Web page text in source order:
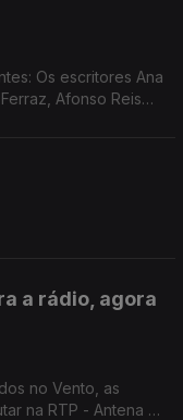
Os escritores Ana
Afonso Reis
a rádio, agora
no Vento, as
na RTP - Antena 2,